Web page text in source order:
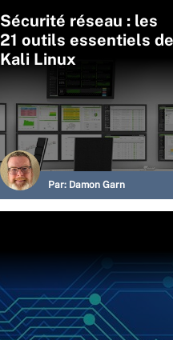
Sécurité réseau : les
21 outils essentiels de
Kali Linux
Par: Damon Garn